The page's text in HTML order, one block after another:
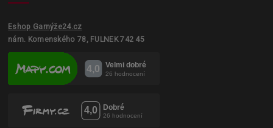
Eshop Garnýže24.cz
nám. Komenského 78, FULNEK 742 45